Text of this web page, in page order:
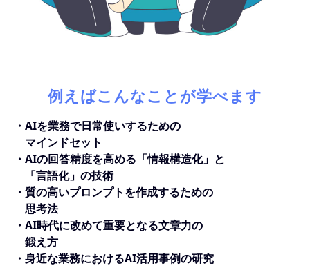
例えばこんなことが学べます
・AIを業務で日常使いするための
マインドセット
・AIの回答精度を高める「情報構造化」と
「言語化」の技術
・質の高いプロンプトを作成するための
思考法
・AI時代に改めて重要となる文章力の
鍛え方
・身近な業務におけるAI活用事例の研究